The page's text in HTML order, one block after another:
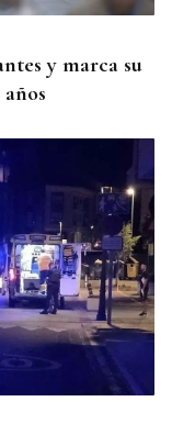
y marca su